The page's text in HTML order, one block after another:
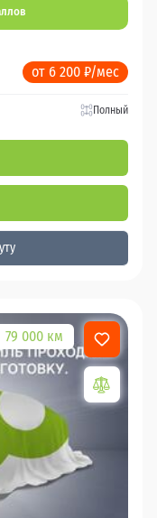
от 6 200 ₽/мес
Полный
79 000 км